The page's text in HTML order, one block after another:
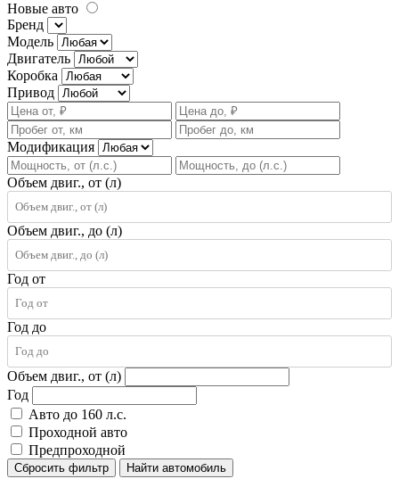
Новые авто
Бренд
Модель
Двигатель
Коробка
Привод
Модификация
Объем двиг., от (л)
Объем двиг., до (л)
Год от
Год до
Объем двиг., от (л)
Год
Авто до 160 л.с.
Проходной авто
Предпроходной
Сбросить фильтр Найти автомобиль